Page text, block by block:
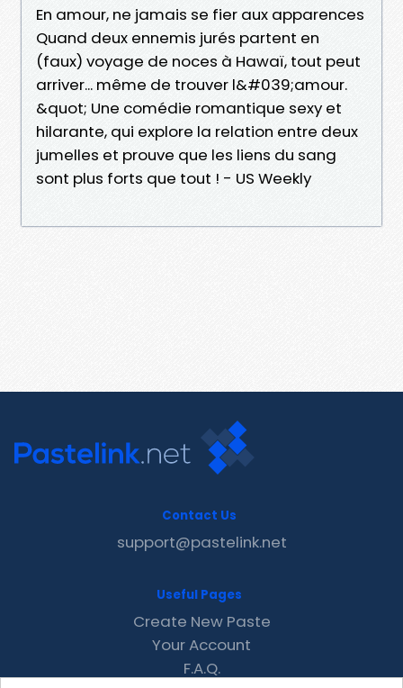
En amour, ne jamais se fier aux apparences
Quand deux ennemis jurés partent en
(faux) voyage de noces à Hawaï, tout peut
arriver... même de trouver l&#039;amour.
&quot; Une comédie romantique sexy et
hilarante, qui explore la relation entre deux
jumelles et prouve que les liens du sang
sont plus forts que tout ! - US Weekly
Contact Us
support@pastelink.net
Useful Pages
Create New Paste
Your Account
F.A.Q.